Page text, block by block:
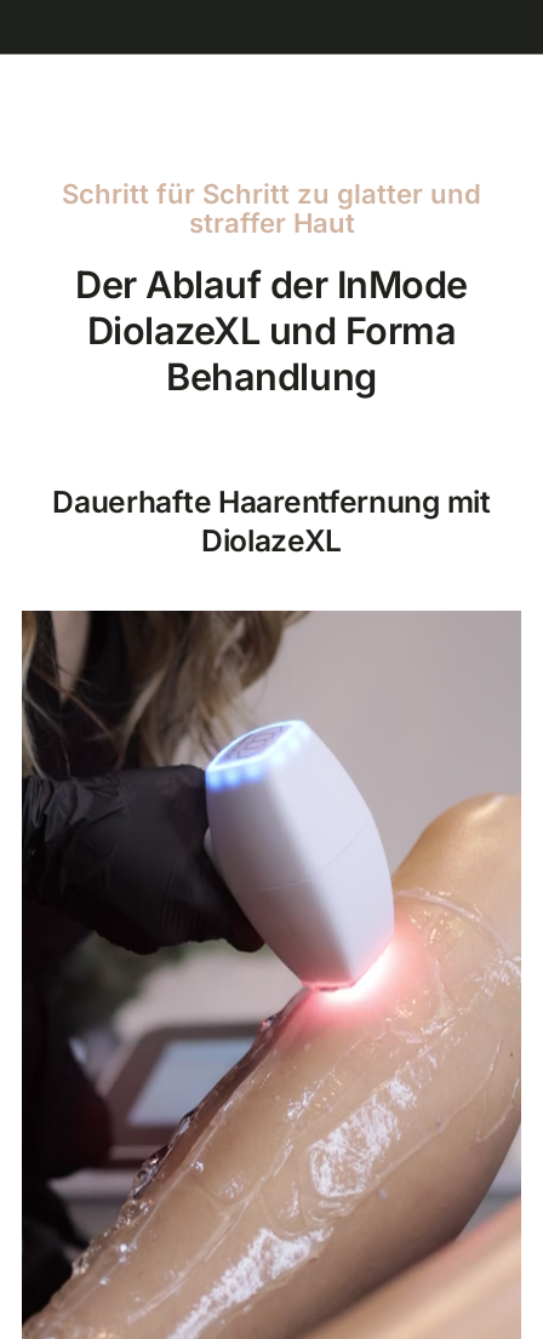
Schritt für Schritt zu glatter und
straffer Haut
Der Ablauf der InMode
DiolazeXL und Forma
Behandlung
Dauerhafte Haarentfernung mit
DiolazeXL